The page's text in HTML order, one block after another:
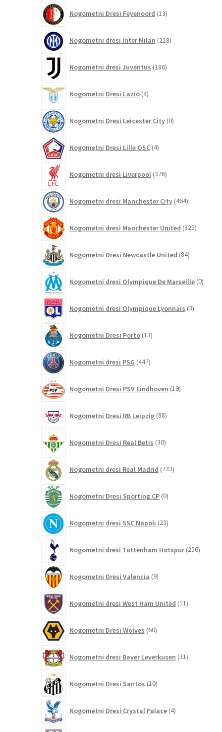
Nogometni Dresi Feyenoord 13izdelkov
Nogometni dresi Inter Milan 218izdelkov
Nogometni dresi Juventus 186izdelkov
Nogometni Dresi Lazio 4izdelki
Nogometni Dresi Leicester City 0izdelkov
Nogometni Dresi Lille OSC 4izdelki
Nogometni dresi Liverpool 376izdelkov
Nogometni dresi Manchester City 464izdelkov
Nogometni dresi Manchester United 325izdelkov
Nogometni Dresi Newcastle United 84izdelkov
Nogometni dresi Olympique De Marseille 0
Nogometni dresi Olympique Lyonnais 3izdelki
Nogometni Dresi Porto 13izdelkov
Nogometni dresi PSG 447izdelkov
Nogometni Dresi PSV Eindhoven 19izdelkov
Nogometni Dresi RB Leipzig 88izdelkov
Nogometni Dresi Real Betis 30izdelkov
Nogometni dresi Real Madrid 733izdelkov
Nogometni Dresi Sporting CP 0izdelkov
Nogometni dresi SSC Napoli 23izdelkov
Nogometni dresi Tottenham Hotspur 256
Nogometni Dresi Valencia 9izdelkov
Nogometni dresi West Ham United 11izdelkov
Nogometni Dresi Wolves 60izdelkov
Nogometni dresi Bayer Leverkusen 31izdelkov
Nogometni Dresi Santos 10izdelkov
Nogometni Dresi Crystal Palace 4izdelki